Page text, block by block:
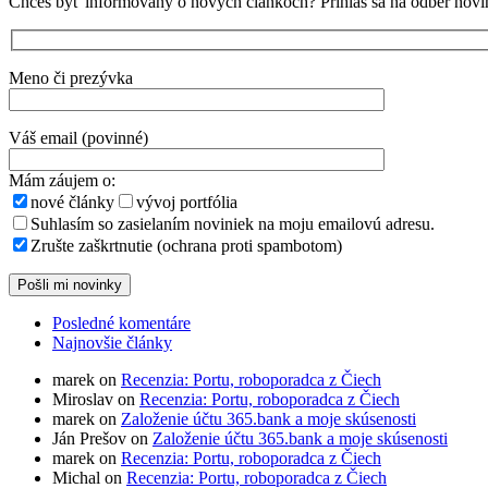
Meno či prezývka
Váš email (povinné)
Mám záujem o:
nové články
vývoj portfólia
Suhlasím so zasielaním noviniek na moju emailovú adresu.
Zrušte zaškrtnutie (ochrana proti spambotom)
Posledné komentáre
Najnovšie články
marek on Recenzia: Portu, roboporadca z Čiech
Miroslav on Recenzia: Portu, roboporadca z Čiech
marek on Založenie účtu 365.bank a moje skúsenosti
Ján Prešov on Založenie účtu 365.bank a moje skúsenosti
marek on Recenzia: Portu, roboporadca z Čiech
Michal on Recenzia: Portu, roboporadca z Čiech